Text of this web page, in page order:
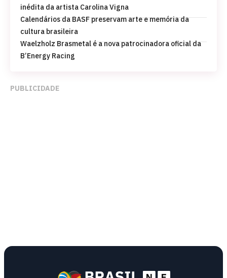
inédita da artista Carolina Vigna
Calendários da BASF preservam arte e memória da
cultura brasileira
Waelzholz Brasmetal é a nova patrocinadora oficial da
B’Energy Racing
PUBLICIDADE